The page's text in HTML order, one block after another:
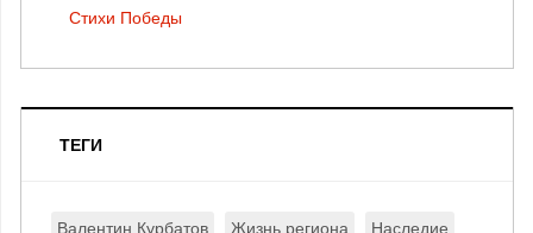
Стихи Победы
ТЕГИ
Валентин Курбатов Жизнь региона Наследие